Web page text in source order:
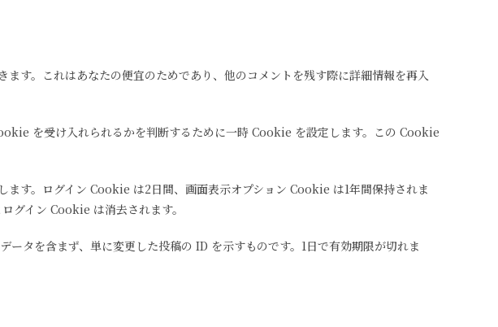
す。これはあなたの便宜のためであり、他のコメントを残す際に詳細情報を再入
を受け入れられるかを判断するために一時 Cookie を設定します。この Cookie
す。ログイン Cookie は2日間、画面表示オプション Cookie は1年間保持されま
グイン Cookie は消去されます。
タを含まず、単に変更した投稿の ID を示すものです。1日で有効期限が切れま